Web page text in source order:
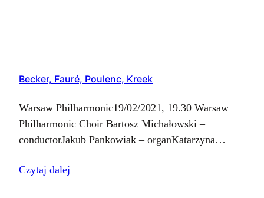
Becker, Fauré, Poulenc, Kreek
Warsaw Philharmonic19/02/2021, 19.30 Warsaw
Philharmonic Choir Bartosz Michałowski –
conductorJakub Pankowiak – organKatarzyna
tenor Ch-M. Widor – Symphony for Organ No. 6
Czytaj dalej